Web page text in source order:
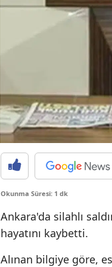
Okunma Süresi: 1 dk
Ankara'da silahlı
hayatını kaybetti.
Alınan bilgiye göre,